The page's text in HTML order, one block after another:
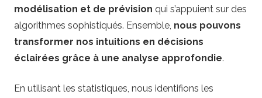
modélisation et de prévision qui s’appuient sur des
algorithmes sophistiqués. Ensemble, nous pouvons
transformer nos intuitions en décisions
éclairées grâce à une analyse approfondie.
En utilisant les statistiques, nous identifions les